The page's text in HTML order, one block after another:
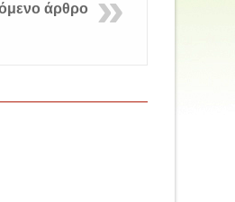
άρθρο